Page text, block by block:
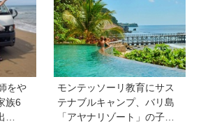
をや
族6
モンテッソーリ教育にサス
テナブルキャンプ、バリ島
「アヤナリゾート」の子ど